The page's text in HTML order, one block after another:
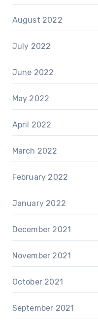
August 2022
July 2022
June 2022
May 2022
April 2022
March 2022
February 2022
January 2022
December 2021
November 2021
October 2021
September 2021